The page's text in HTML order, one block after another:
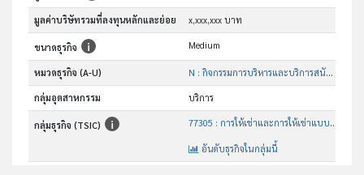
มูลค่าบริษัทรวมที่ลงทุนหลักและย่อย x,xxx,xxx บาท
ขนาดธุรกิจ Medium
หมวดธุรกิจ (A-U) N : กิจกรรมการบริหารและบริการสนับสนุน
กลุ่มอุตสาหกรรม บริการ
กลุ่มธุรกิจ (TSIC) 77305 : การให้เช่าและการให้เช่าแบบลีสซิ่งเครื่องจักรและอุปกรณ์ ที่ใช้ในการก่อสร้างและงานวิศวกรรมโยธา
อันดับธุรกิจในกลุ่มนี้